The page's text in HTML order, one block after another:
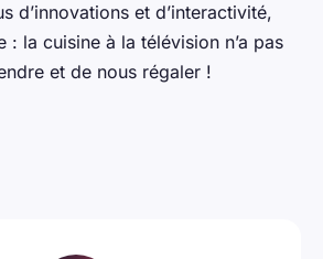
d’innovations et d’interactivité,
: la cuisine à la télévision n’a pas
et de nous régaler !